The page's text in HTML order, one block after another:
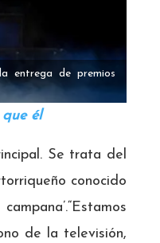
entrega de premios
él
Se trata del
conocido
de la televisión,